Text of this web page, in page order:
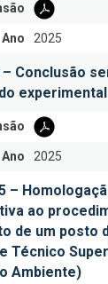
Ano 2025
– Conclusão
Ano 2025
–
ao
de um posto
Técnico
Ambiente)